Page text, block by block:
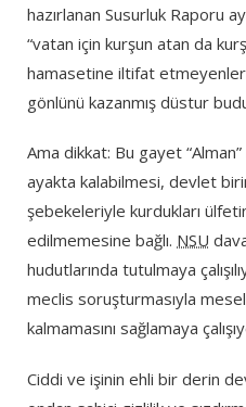
hazırlanan Susurluk Raporu
“vatan için kurşun atan da
hamasetine iltifat
gönlünü kazanmış düstur
Ama dikkat: Bu gayet
ayakta kalabilmesi, devlet
şebekeleriyle kurdukları
edilmemesine bağlı. NSU
hudutlarında tutulmaya
meclis soruşturmasıyla
kalmamasını sağlamaya
Ciddi ve işinin ehli bir derin